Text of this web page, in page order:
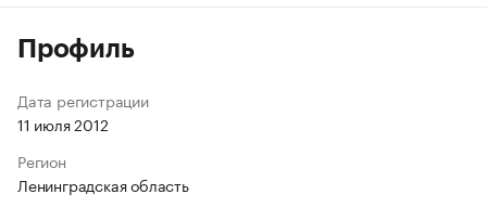
Профиль
Дата регистрации
11 июля 2012
Регион
Ленинградская область